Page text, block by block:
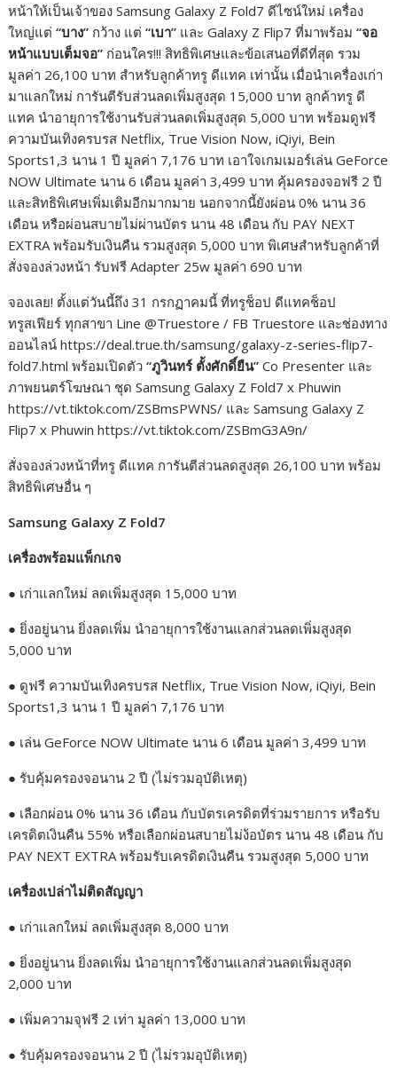
หน้าให้เป็นเจ้าของ Samsung Galaxy Z Fold7 ดีไซน์ใหม่ เครื่อง
ใหญ่แต่“บาง” กว้าง แต่“เบา” และ Galaxy Z Flip7 ที่มาพร้อม“จอ
หน้าแบบเต็มจอ” ก่อนใคร!!! สิทธิพิเศษและข้อเสนอที่ดีที่สุด รวม
มูลค่า 26,100 บาท สำหรับลูกค้าทรู ดีแทค เท่านั้น เมื่อนำเครื่องเก่า
มาแลกใหม่ การันตีรับส่วนลดเพิ่มสูงสุด 15,000 บาท ลูกค้าทรู ดี
แทค นำอายุการใช้งานรับส่วนลดเพิ่มสูงสุด 5,000 บาท พร้อมดูฟรี
ความบันเทิงครบรส Netflix, True Vision Now, iQiyi, Bein
Sports1,3 นาน 1 ปี มูลค่า 7,176 บาท เอาใจเกมเมอร์เล่น GeForce
NOW Ultimate นาน 6 เดือน มูลค่า 3,499 บาท คุ้มครองจอฟรี 2 ปี
และสิทธิพิเศษเพิ่มเติมอีกมากมาย นอกจากนี้ยังผ่อน 0% นาน 36
เดือน หรือผ่อนสบายไม่ผ่านบัตร นาน 48 เดือน กับ PAY NEXT
EXTRA พร้อมรับเงินคืน รวมสูงสุด 5,000 บาท พิเศษสำหรับลูกค้าที่
สั่งจองล่วงหน้า รับฟรี Adapter 25w มูลค่า 690 บาท
จองเลย! ตั้งแต่วันนี้ถึง 31 กรกฏาคมนี้ ที่ทรูช็อป ดีแทคช็อป
ทรูสเฟียร์ ทุกสาขา Line @Truestore / FB Truestore และช่องทาง
ออนไลน์ https://deal.true.th/samsung/galaxy-z-series-flip7-
fold7.html พร้อมเปิดตัว“ภูวินทร์ ตั้งศักดิ์ยืน” Co Presenter และ
ภาพยนตร์โฆษณา ชุด Samsung Galaxy Z Fold7 x Phuwin
https://vt.tiktok.com/ZSBmsPWNS/ และ Samsung Galaxy Z
Flip7 x Phuwin https://vt.tiktok.com/ZSBmG3A9n/
สั่งจองล่วงหน้าที่ทรู ดีแทค การันตีส่วนลดสูงสุด 26,100 บาท พร้อม
สิทธิพิเศษอื่น ๆ
Samsung Galaxy Z Fold7
เครื่องพร้อมแพ็กเกจ
● เก่าแลกใหม่ ลดเพิ่มสูงสุด 15,000 บาท
● ยิ่งอยู่นาน ยิ่งลดเพิ่ม นำอายุการใช้งานแลกส่วนลดเพิ่มสูงสุด
5,000 บาท
● ดูฟรี ความบันเทิงครบรส Netflix, True Vision Now, iQiyi, Bein
Sports1,3 นาน 1 ปี มูลค่า 7,176 บาท
● เล่น GeForce NOW Ultimate นาน 6 เดือน มูลค่า 3,499 บาท
● รับคุ้มครองจอนาน 2 ปี (ไม่รวมอุบัติเหตุ)
● เลือกผ่อน 0% นาน 36 เดือน กับบัตรเครดิตที่ร่วมรายการ หรือรับ
เครดิตเงินคืน 55% หรือเลือกผ่อนสบายไม่ง้อบัตร นาน 48 เดือน กับ
PAY NEXT EXTRA พร้อมรับเครดิตเงินคืน รวมสูงสุด 5,000 บาท
เครื่องเปล่าไม่ติดสัญญา
● เก่าแลกใหม่ ลดเพิ่มสูงสุด 8,000 บาท
● ยิ่งอยู่นาน ยิ่งลดเพิ่ม นำอายุการใช้งานแลกส่วนลดเพิ่มสูงสุด
2,000 บาท
● เพิ่มความจุฟรี 2 เท่า มูลค่า 13,000 บาท
● รับคุ้มครองจอนาน 2 ปี (ไม่รวมอุบัติเหตุ)